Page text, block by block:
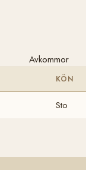
Avkommor
KÖN
Sto